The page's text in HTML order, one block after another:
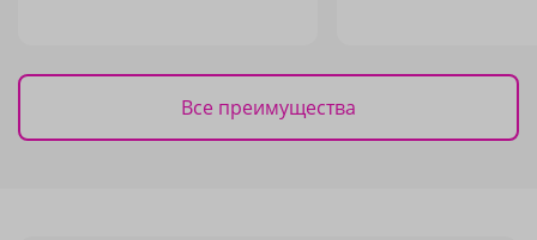
Все преимущества